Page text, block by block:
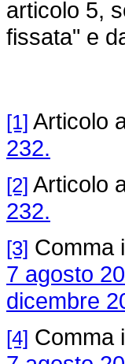
articolo 5,
fissata" e
[1] Articolo
232.
[2] Articolo
232.
[3] Comma
7 agosto
dicembre
[4] Comma